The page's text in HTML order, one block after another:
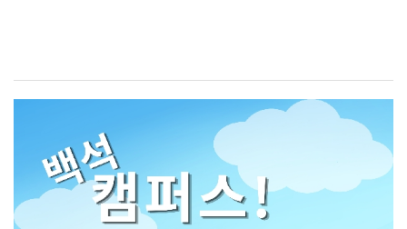
가능합니다. 고지서에 명시된 가상계좌는 등록금 수납을
위한 가상계좌로 1회에 한하여 입금이 가능하며 기타
납입금을 함께 납부할 경우, 수업료와 기타 납입금의
합계금액을 가상계좌로 입금 가능합니다. 기간 내에
본인의 등록금을 납부하여 2학기 수업에 차질이 없도록
하길 바랍니다.8월 24일~8월 28일 조기졸업 신청 기간네
번째로 8월 24일부터 8월 28일은 조기졸업 신청
대한항공이나 아시아나항공 같은 대형 항공사 또는
티웨이항공처럼 노선이 다양하고 복지가 좋은 항공사에
관심이 있습니다.이를 위해 이번 방학에는 토익 공부를
집중적으로 할 계획입니다. 또한 4학년 때 운영되는 글로벌
호스피탈리티 프로그램에도 참여하고 싶습니다. 이
프로그램을 이수하면 방학 동안 필리핀에서 어학연수를 할
수 있고, 해외 취업과도 연계될 수 있어 진로 준비에 큰